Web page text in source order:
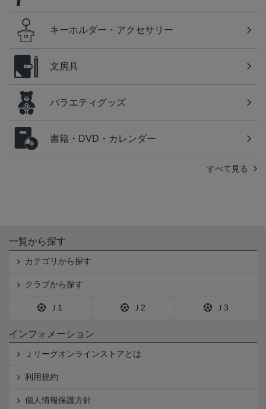
キーホルダー・アクセサリー
文房具
バラエティグッズ
書籍・DVD・カレンダー
すべて見る
一覧から探す
カテゴリから探す
クラブから探す
Ｊ1 Ｊ2 Ｊ3
インフォメーション
Ｊリーグオンラインストアとは
利用規約
個人情報保護方針